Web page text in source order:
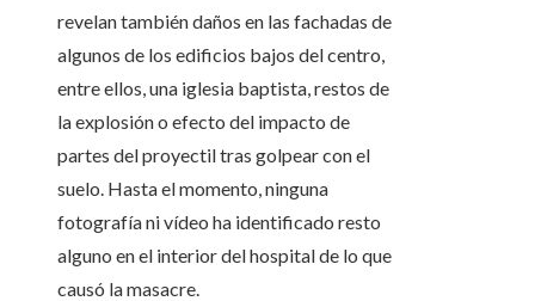
revelan también daños en las fachadas de
algunos de los edificios bajos del centro,
entre ellos, una iglesia baptista, restos de
la explosión o efecto del impacto de
partes del proyectil tras golpear con el
suelo. Hasta el momento, ninguna
fotografía ni vídeo ha identificado resto
alguno en el interior del hospital de lo que
causó la masacre.